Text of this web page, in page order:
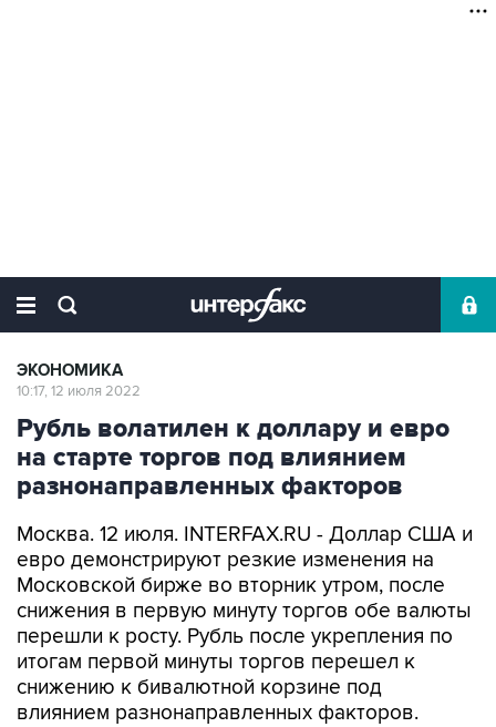
ЭКОНОМИКА
10:17, 12 июля 2022
Рубль волатилен к доллару и евро
на старте торгов под влиянием
разнонаправленных факторов
Москва. 12 июля. INTERFAX.RU - Доллар США и
евро демонстрируют резкие изменения на
Московской бирже во вторник утром, после
снижения в первую минуту торгов обе валюты
перешли к росту. Рубль после укрепления по
итогам первой минуты торгов перешел к
снижению к бивалютной корзине под
влиянием разнонаправленных факторов.